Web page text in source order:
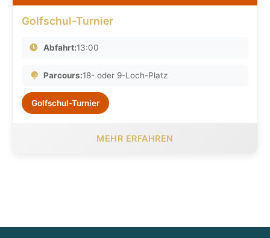
Golfschul-Turnier
Abfahrt:13:00
Parcours:18- oder 9-Loch-Platz
Golfschul-Turnier
MEHR ERFAHREN